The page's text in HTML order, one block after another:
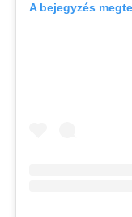
A bejegyzés